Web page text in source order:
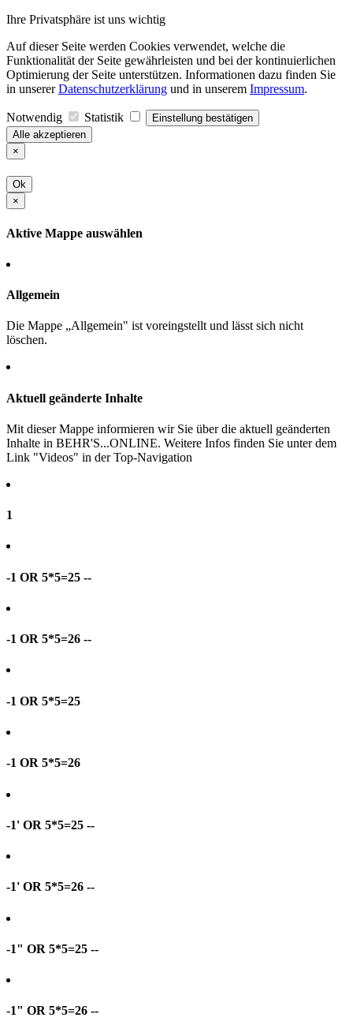
Ihre Privatsphäre ist uns wichtig
Auf dieser Seite werden Cookies verwendet, welche die
Funktionalität der Seite gewährleisten und bei der kontinuierlichen
Optimierung der Seite unterstützen. Informationen dazu finden Sie
in unsererDatenschutzerklärung und in unserem Impressum.
Notwendig Statistik
Einstellung bestätigen
Alle akzeptieren
×
Ok
×
Aktive Mappe auswählen
Allgemein
Die Mappe „Allgemein" ist voreingstellt und lässt sich nicht
löschen.
Aktuell geänderte Inhalte
Mit dieser Mappe informieren wir Sie über die aktuell geänderten
Inhalte in BEHR'S...ONLINE. Weitere Infos finden Sie unter dem
Link "Videos" in der Top-Navigation
1
-1 OR 5*5=25 --
-1 OR 5*5=26 --
-1 OR 5*5=25
-1 OR 5*5=26
-1' OR 5*5=25 --
-1' OR 5*5=26 --
-1" OR 5*5=25 --
-1" OR 5*5=26 --